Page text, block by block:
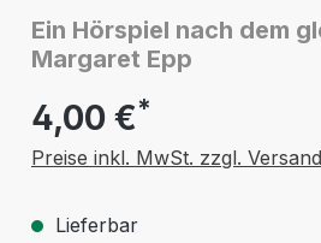
Ein Hörspiel nach dem
Margaret Epp
4,00 €*
Preise inkl. MwSt. zzgl.
Lieferbar